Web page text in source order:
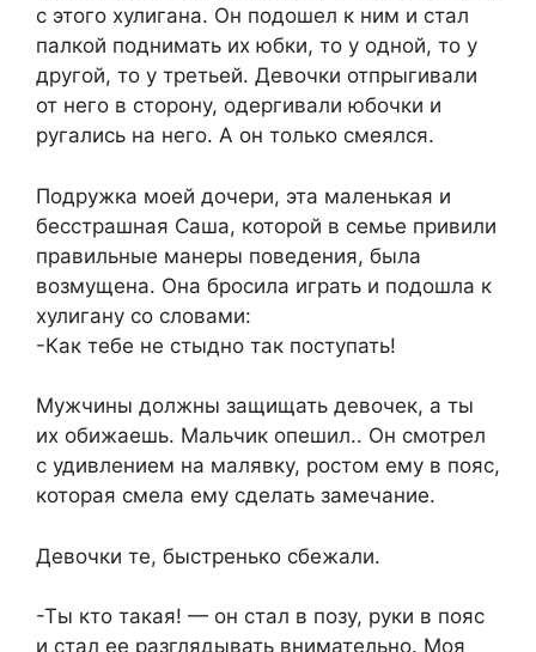
с этого хулигана. Он подошел к ним и стал
палкой поднимать их юбки, то у одной, то у
другой, то у третьей. Девочки отпрыгивали
от него в сторону, одергивали юбочки и
ругались на него. А он только смеялся.
Подружка моей дочери, эта маленькая и
бесстрашная Саша, которой в семье привили
правильные манеры поведения, была
возмущена. Она бросила играть и подошла к
хулигану со словами:
-Как тебе не стыдно так поступать!
Мужчины должны защищать девочек, а ты
их обижаешь. Мальчик опешил.. Он смотрел
с удивлением на малявку, ростом ему в пояс,
которая смела ему сделать замечание.
Девочки те, быстренько сбежали.
-Ты кто такая! — он стал в позу, руки в пояс
и стал ее разглядывать внимательно. Моя